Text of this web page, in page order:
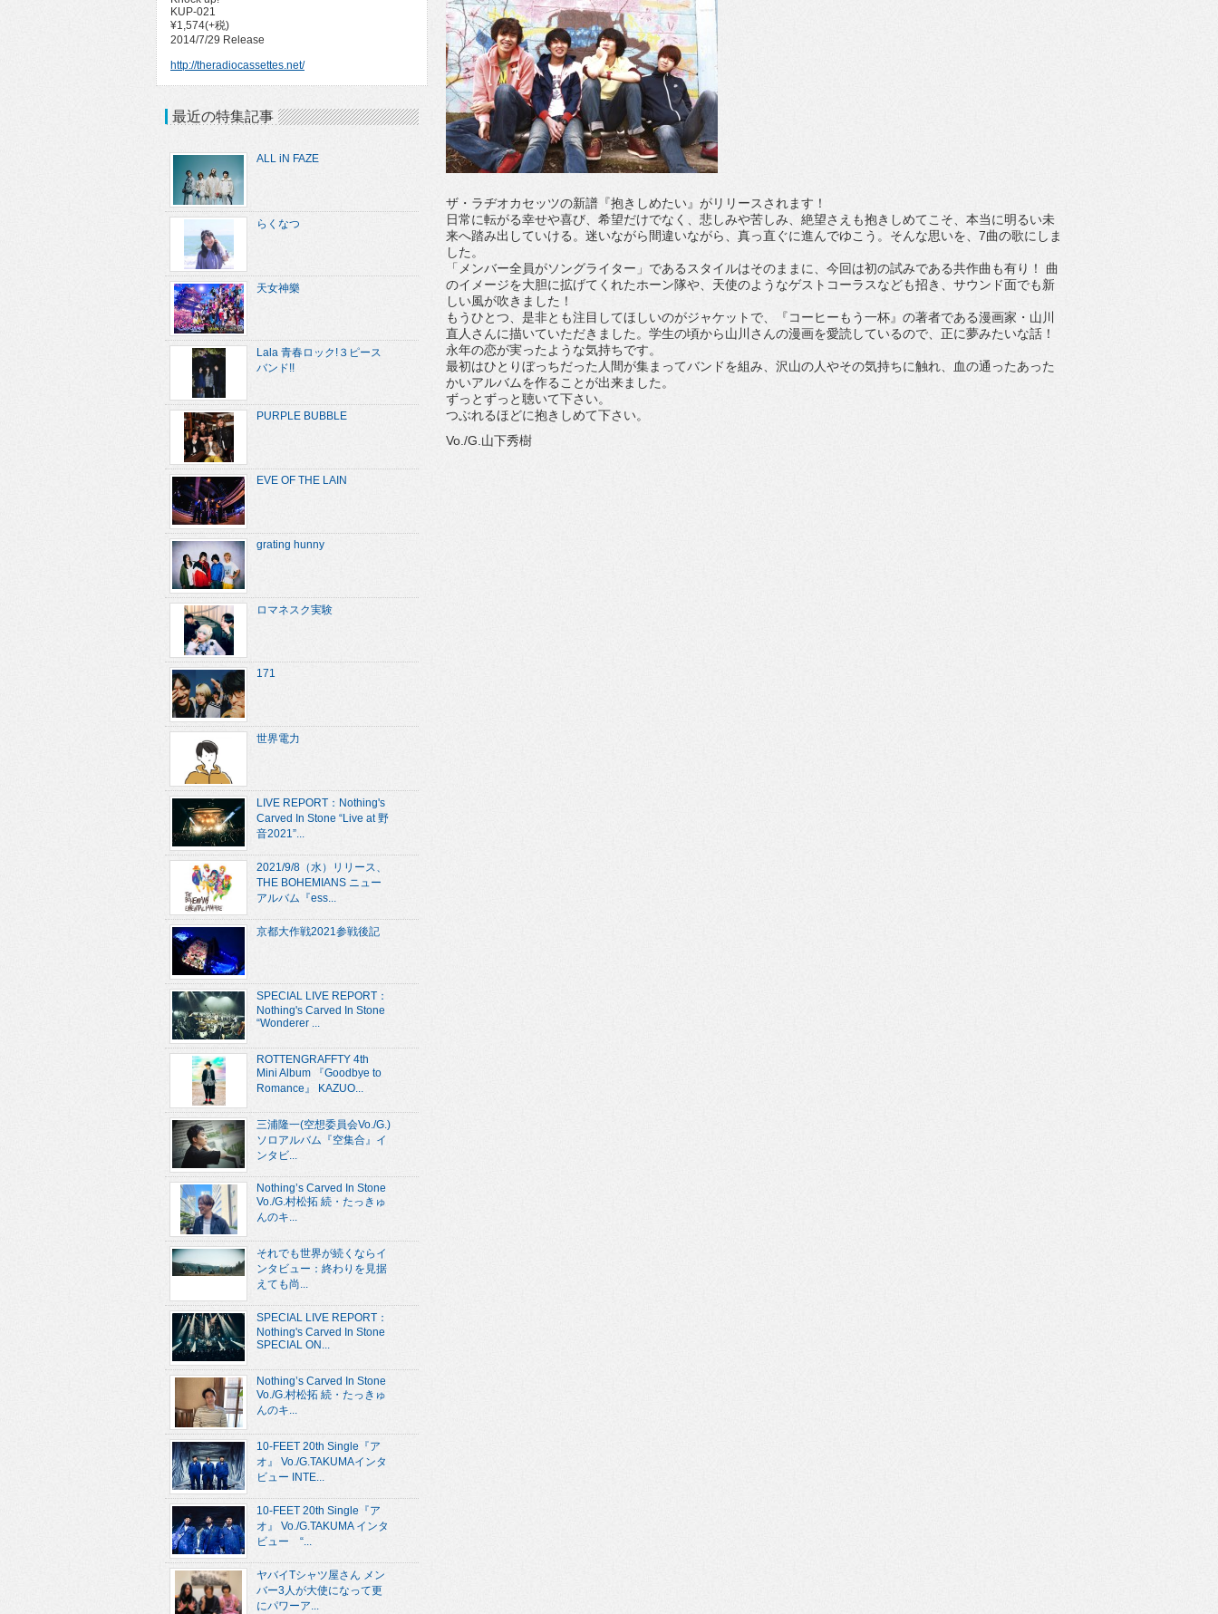
ザ・ラヂオカセッツの新譜『抱きしめたい』がリリースされます！
日常に転がる幸せや喜び、希望だけでなく、悲しみや苦しみ、絶望さえも抱きしめてこそ、本当に明るい未
来へ踏み出していける。迷いながら間違いながら、真っ直ぐに進んでゆこう。そんな思いを、7曲の歌にしま
した。
「メンバー全員がソングライター」であるスタイルはそのままに、今回は初の試みである共作曲も有り！ 曲
のイメージを大胆に拡げてくれたホーン隊や、天使のようなゲストコーラスなども招き、サウンド面でも新
しい風が吹きました！
もうひとつ、是非とも注目してほしいのがジャケットで、『コーヒーもう一杯』の著者である漫画家・山川
直人さんに描いていただきました。学生の頃から山川さんの漫画を愛読しているので、正に夢みたいな話！
永年の恋が実ったような気持ちです。
最初はひとりぼっちだった人間が集まってバンドを組み、沢山の人やその気持ちに触れ、血の通ったあった
かいアルバムを作ることが出来ました。
ずっとずっと聴いて下さい。
つぶれるほどに抱きしめて下さい。
Vo./G.山下秀樹
KUP-021
¥1,574(+税)
2014/7/29 Release
http://theradiocassettes.net/
最近の特集記事
ALL iN FAZE
らくなつ
天女神樂
Lala 青春ロック!３ピース
バンド!!
PURPLE BUBBLE
EVE OF THE LAIN
grating hunny
ロマネスク実験
171
世界電力
LIVE REPORT：Nothing's
Carved In Stone “Live at 野
音2021”...
2021/9/8（水）リリース、
THE BOHEMIANS ニュー
アルバム『ess...
京都大作戦2021参戦後記
SPECIAL LIVE REPORT：
Nothing's Carved In Stone
“Wonderer ...
ROTTENGRAFFTY 4th
Mini Album 『Goodbye to
Romance』 KAZUO...
三浦隆一(空想委員会Vo./G.)
ソロアルバム『空集合』イ
ンタビ...
Nothing’s Carved In Stone
Vo./G.村松拓 続・たっきゅ
んのキ...
それでも世界が続くならイ
ンタビュー：終わりを見据
えても尚...
SPECIAL LIVE REPORT：
Nothing's Carved In Stone
SPECIAL ON...
Nothing’s Carved In Stone
Vo./G.村松拓 続・たっきゅ
んのキ...
10-FEET 20th Single『ア
オ』 Vo./G.TAKUMAインタ
ビュー INTE...
10-FEET 20th Single『ア
オ』 Vo./G.TAKUMA インタ
ビュー “...
ヤバイTシャツ屋さん メン
バー3人が大使になって更
にパワーア...